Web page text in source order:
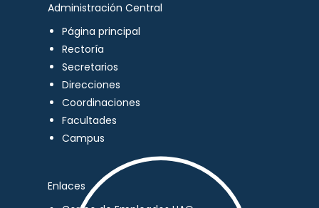
Administración Central
Página principal
Rectoría
Secretarios
Direcciones
Coordinaciones
Facultades
Campus
Enlaces